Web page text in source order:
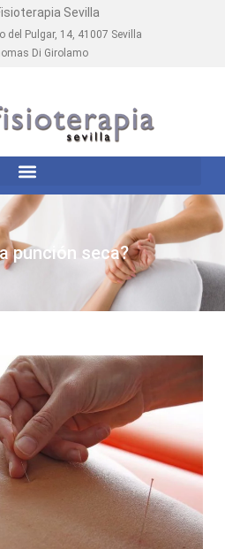
Sevilla
del Pulgar, 14, 41007 Sevilla
Di Girolamo
punción seca?